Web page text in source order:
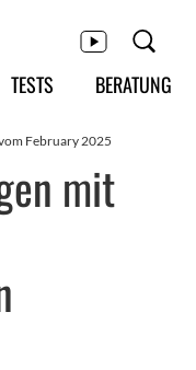
TESTS BERATUNG
February 2025
mit